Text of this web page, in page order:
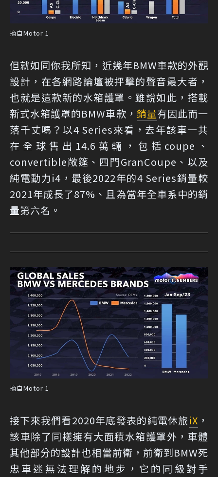
摘自Motor 1
但就如同你我所知，近幾年BMW車款的外觀
設計，在各網路論壇被抨擊的聲音最大者，
也就是這款新的水箱護罩。雖說如此，搭載
新式水箱護罩的BMW車款， 銷量有因此而一
落千丈嗎？以4 Series來看，去年該車一共
在全球售出14.6萬輛，包括coupe、
convertible敞篷、四門GranCoupe、以及
純電動力i4，最後2022年的4 Series銷量較
2021年成長了87%、且為當年全車系中的銷
量第六名。
摘自Motor 1
接下來我們看2020年底發表的純電休旅iX ，
該車除了同樣擁有大面積水箱護罩外，車體
其他部分的設計也相當前衛，前衛到BMW死
忠車迷無法理解的地步，它的同級對手